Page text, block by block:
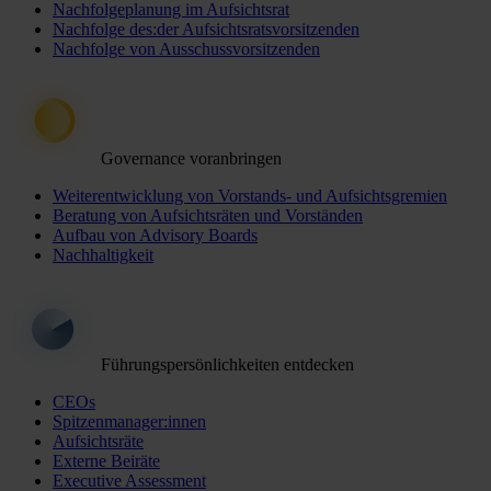
Nachfolgeplanung im Aufsichtsrat
Nachfolge des:der Aufsichtsratsvorsitzenden
Nachfolge von Ausschussvorsitzenden
Governance voranbringen
Weiterentwicklung von Vorstands- und Aufsichtsgremien
Beratung von Aufsichtsräten und Vorständen
Aufbau von Advisory Boards
Nachhaltigkeit
Führungspersönlichkeiten entdecken
CEOs
Spitzenmanager:innen
Aufsichtsräte
Externe Beiräte
Executive Assessment